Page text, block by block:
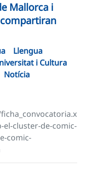
Mallorca i
Llengua
i Cultura
Notícia
el-cluster-de-comic-
comic-